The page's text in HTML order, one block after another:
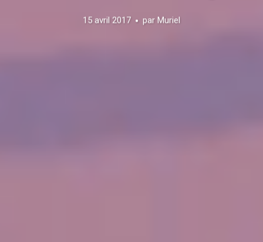
15 avril 2017 par Muriel